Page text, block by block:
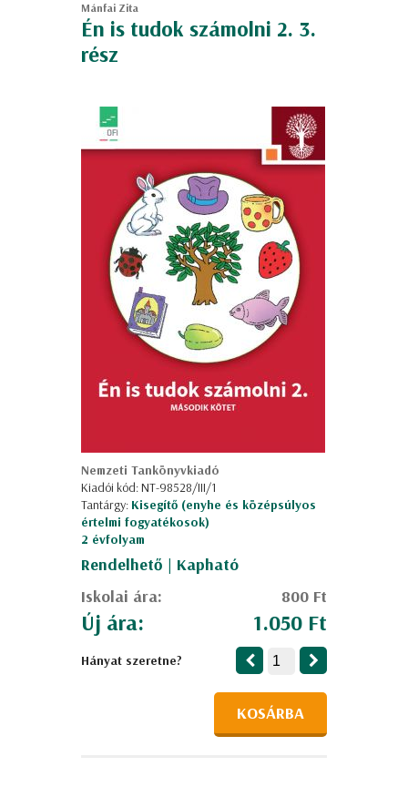
Mánfai Zita
Én is tudok számolni 2. 3.
rész
Nemzeti Tankönyvkiadó
Kiadói kód: NT-98528/III/1
Tantárgy: Kisegítő (enyhe és középsúlyos
értelmi fogyatékosok)
2 évfolyam
Rendelhető | Kapható
Iskolai ára:
800 Ft
Új ára: 1.050 Ft
Hányat szeretne?
KOSÁRBA